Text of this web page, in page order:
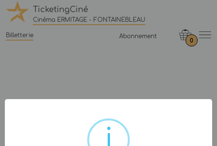
TicketingCiné
Cinéma ERMITAGE - FONTAINEBLEAU
Billetterie Abonnement
0